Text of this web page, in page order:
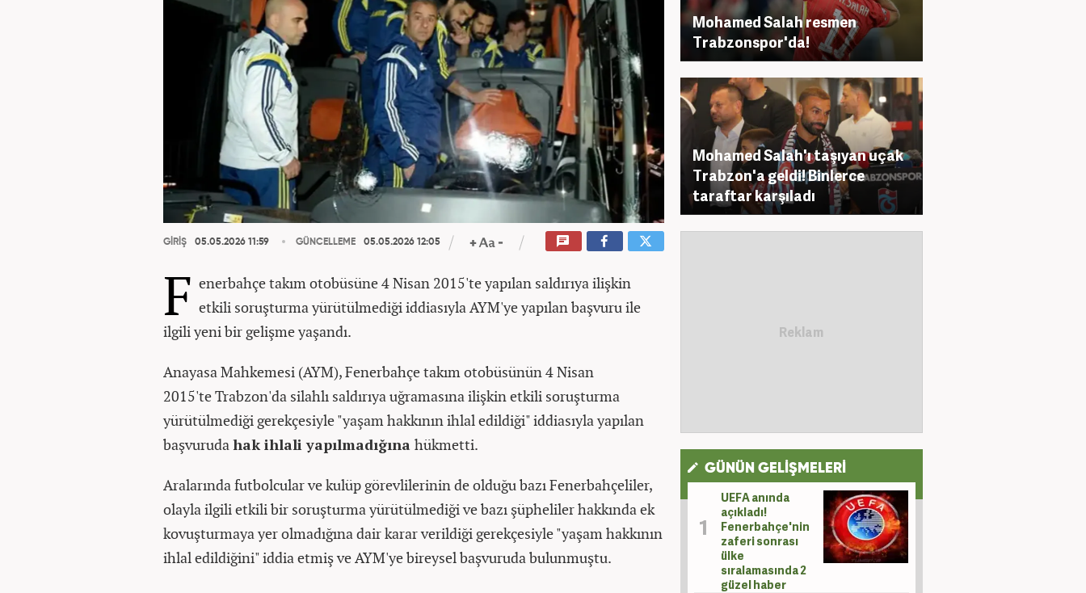
GİRİŞ 05.05.2026 11:59 GÜNCELLEME 05.05.2026 12:05
F enerbahçe takım otobüsüne 4 Nisan 2015'te yapılan saldırıya ilişkin
etkili soruşturma yürütülmediği iddiasıyla AYM'ye yapılan başvuru ile
ilgili yeni bir gelişme yaşandı.
Anayasa Mahkemesi (AYM), Fenerbahçe takım otobüsünün 4 Nisan
2015'te Trabzon'da silahlı saldırıya uğramasına ilişkin etkili soruşturma
yürütülmediği gerekçesiyle "yaşam hakkının ihlal edildiği" iddiasıyla yapılan
başvurudahak ihlali yapılmadığına hükmetti.
Aralarında futbolcular ve kulüp görevlilerinin de olduğu bazı Fenerbahçeliler,
olayla ilgili etkili bir soruşturma yürütülmediği ve bazı şüpheliler hakkında ek
kovuşturmaya yer olmadığına dair karar verildiği gerekçesiyle "yaşam hakkının
ihlal edildiğini" iddia etmiş ve AYM'ye bireysel başvuruda bulunmuştu.
Mohamed Salah resmen
Trabzonspor'da!
Mohamed Salah'ı taşıyan uçak
Trabzon'a geldi! Binlerce
taraftar karşıladı
GÜNÜN GELİŞMELERİ
UEFA anında
açıkladı!
Fenerbahçe'nin
zaferi sonrası
ülke
sıralamasında 2
güzel haber